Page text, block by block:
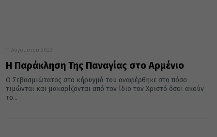
11 Αυγούστου 2023
Η Παράκληση Της Παναγίας στο Αρμένιο
Ο Σεβασμιώτατος στο κήρυγμά του αναφέρθηκε στο πόσο
τιμώνται και μακαρίζονται από τον ίδιο τον Χριστό όσοι ακούν
το...